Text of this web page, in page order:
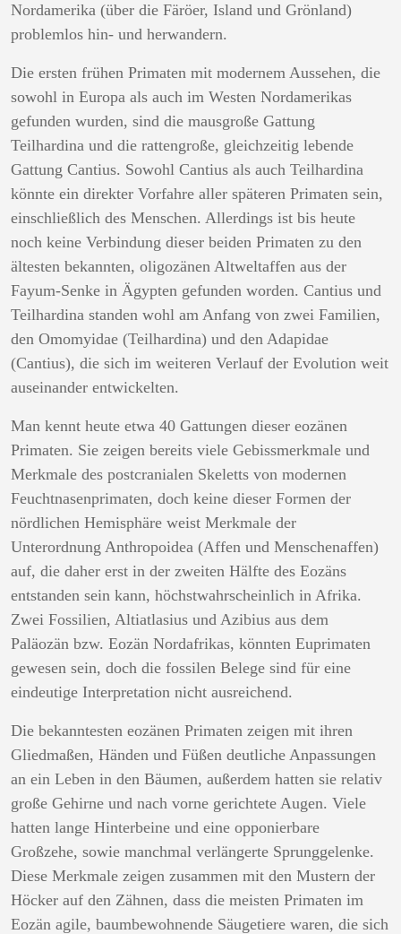
Nordamerika (über die Färöer, Island und Grönland)
problemlos hin- und herwandern.
Die ersten frühen Primaten mit modernem Aussehen, die
sowohl in Europa als auch im Westen Nordamerikas
gefunden wurden, sind die mausgroße Gattung
Teilhardina und die rattengroße, gleichzeitig lebende
Gattung Cantius. Sowohl Cantius als auch Teilhardina
könnte ein direkter Vorfahre aller späteren Primaten sein,
einschließlich des Menschen. Allerdings ist bis heute
noch keine Verbindung dieser beiden Primaten zu den
ältesten bekannten, oligozänen Altweltaffen aus der
Fayum-Senke in Ägypten gefunden worden. Cantius und
Teilhardina standen wohl am Anfang von zwei Familien,
den Omomyidae (Teilhardina) und den Adapidae
(Cantius), die sich im weiteren Verlauf der Evolution weit
auseinander entwickelten.
Man kennt heute etwa 40 Gattungen dieser eozänen
Primaten. Sie zeigen bereits viele Gebissmerkmale und
Merkmale des postcranialen Skeletts von modernen
Feuchtnasenprimaten, doch keine dieser Formen der
nördlichen Hemisphäre weist Merkmale der
Unterordnung Anthropoidea (Affen und Menschenaffen)
auf, die daher erst in der zweiten Hälfte des Eozäns
entstanden sein kann, höchstwahrscheinlich in Afrika.
Zwei Fossilien, Altiatlasius und Azibius aus dem
Paläozän bzw. Eozän Nordafrikas, könnten Euprimaten
gewesen sein, doch die fossilen Belege sind für eine
eindeutige Interpretation nicht ausreichend.
Die bekanntesten eozänen Primaten zeigen mit ihren
Gliedmaßen, Händen und Füßen deutliche Anpassungen
an ein Leben in den Bäumen, außerdem hatten sie relativ
große Gehirne und nach vorne gerichtete Augen. Viele
hatten lange Hinterbeine und eine opponierbare
Großzehe, sowie manchmal verlängerte Sprunggelenke.
Diese Merkmale zeigen zusammen mit den Mustern der
Höcker auf den Zähnen, dass die meisten Primaten im
Eozän agile, baumbewohnende Säugetiere waren, die sich